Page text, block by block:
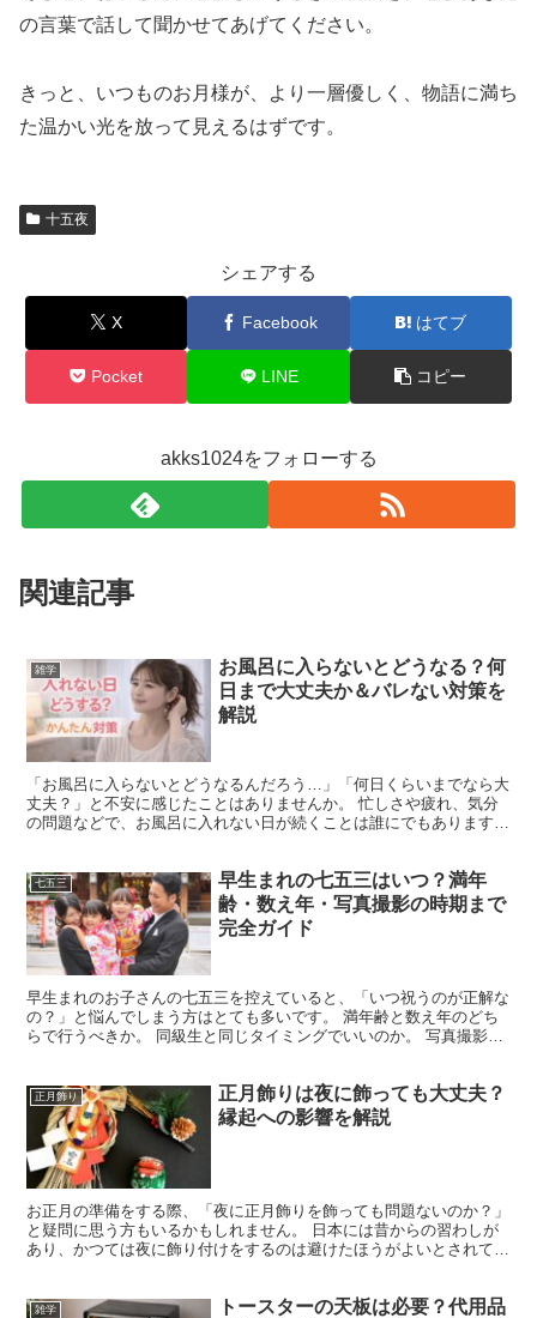
の言葉で話して聞かせてあげてください。
きっと、いつものお月様が、より一層優しく、物語に満ち
た温かい光を放って見えるはずです。
十五夜
シェアする
X Facebook はてブ
Pocket LINE コピー
akks1024をフォローする
関連記事
雑学
お風呂に入らないとどうなる？何
日まで大丈夫か＆バレない対策を
解説
「お風呂に入らないとどうなるんだろう…」「何日くらいまでなら大
丈夫？」と不安に感じたことはありませんか。 忙しさや疲れ、気分
の問題などで、お風呂に入れない日が続くことは誰にでもあります。
七五三
早生まれの七五三はいつ？満年
齢・数え年・写真撮影の時期まで
完全ガイド
早生まれのお子さんの七五三を控えていると、「いつ祝うのが正解な
の？」と悩んでしまう方はとても多いです。 満年齢と数え年のどち
らで行うべきか。 同級生と同じタイミングでいいのか。 写真撮影や
正月飾り
正月飾りは夜に飾っても大丈夫？
縁起への影響を解説
お正月の準備をする際、「夜に正月飾りを飾っても問題ないのか？」
と疑問に思う方もいるかもしれません。 日本には昔からの習わしが
あり、かつては夜に飾り付けをするのは避けたほうがよいとされてい
雑学
トースターの天板は必要？代用品